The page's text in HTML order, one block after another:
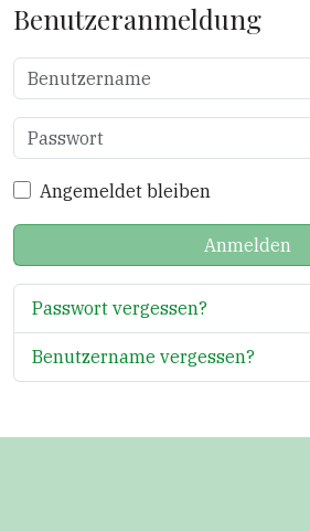
Benutzeranmeldung
Benutzername
Passwort
Angemeldet bleiben
Anmelden
Passwort vergessen?
Benutzername vergessen?